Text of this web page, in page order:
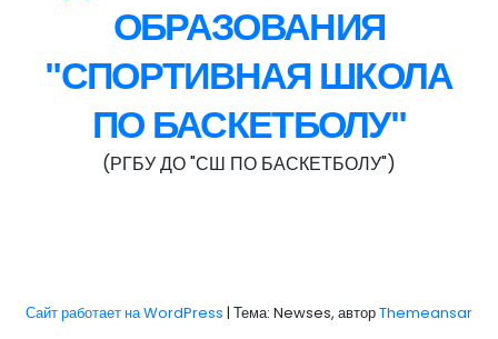
ОБРАЗОВАНИЯ
"СПОРТИВНАЯ ШКОЛА
ПО БАСКЕТБОЛУ"
(РГБУ ДО "СШ ПО БАСКЕТБОЛУ")
Сайт работает на WordPress | Тема: Newses, авторThemeansar